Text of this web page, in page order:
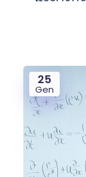
25
Gen